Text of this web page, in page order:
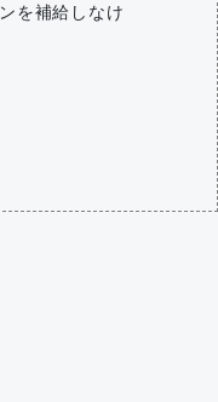
を補給しなけ